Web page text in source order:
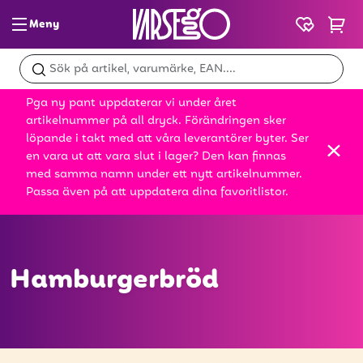
Meny
Glass & slush
Dryck
Snacks
Mat
Pga ny pant uppdaterar vi under året
artikelnummer på all dryck. Förändringen sker
löpande i takt med att våra leverantörer byter. Ser
en vara ut att vara slut i lager? Den kan finnas
med samma namn under ett nytt artikelnummer.
Passa även på att uppdatera dina favoritlistor.
Hamburgerbröd